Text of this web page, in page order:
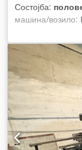
Состојба:
машина/возило:
притисна сила:
брзина на
180 мм,
960 мм,
колоните:
3.760
150 l , вкупна
вкупна висина:
Ознака CE,
документација